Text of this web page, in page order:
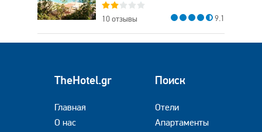
10 отзывы 9.1
TheHotel.gr
Главная
О нас
Поиск
Отели
Апартаменты